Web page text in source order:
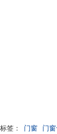
标签： 门窗 门